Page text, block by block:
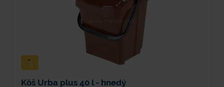
Kôš Urba plus 40 l - hnedý